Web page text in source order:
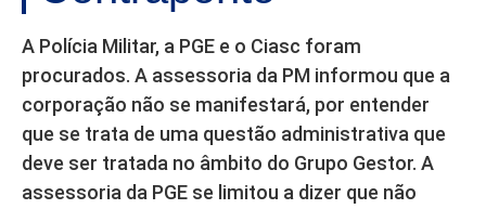
A Polícia Militar, a PGE e o Ciasc foram
procurados. A assessoria da PM informou que a
corporação não se manifestará, por entender
que se trata de uma questão administrativa que
deve ser tratada no âmbito do Grupo Gestor. A
assessoria da PGE se limitou a dizer que não